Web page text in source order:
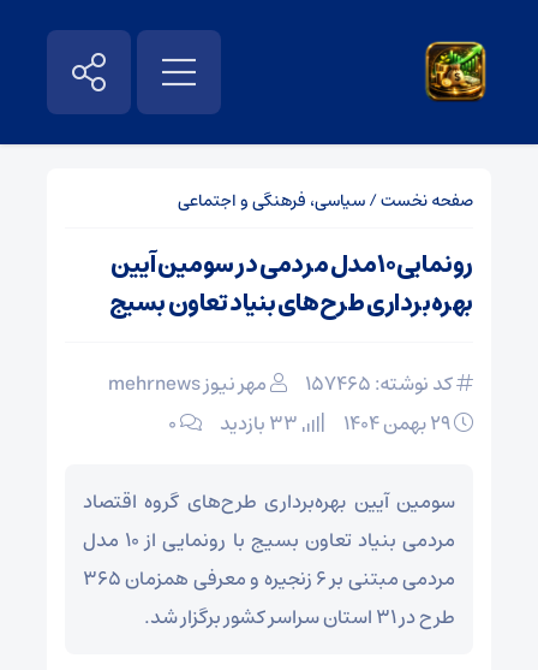
صفحه نخست/سیاسی، فرهنگی و اجتماعی
رونمایی۱۰مدل مردمی در سومین آیین
بهره‌برداری طرح‌های بنیاد تعاون بسیج
کد نوشته: 157465
مهر نیوز mehrnews
۰
سومین آیین بهره‌برداری طرح‌های گروه اقتصاد
مردمی بنیاد تعاون بسیج با رونمایی از ۱۰ مدل
مردمی مبتنی بر ۶ زنجیره و معرفی همزمان ۳۶۵
طرح در ۳۱ استان سراسر کشور برگزار شد.